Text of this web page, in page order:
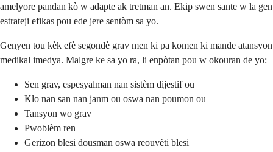
amelyore pandan kò w adapte ak tretman an. Ekip swen sante w la gen
estrateji efikas pou ede jere sentòm sa yo.
Genyen tou kèk efè segondè grav men ki pa komen ki mande atansyon
medikal imedya. Malgre ke sa yo ra, li enpòtan pou w okouran de yo:
Sen grav, espesyalman nan sistèm dijestif ou
Klo nan san nan janm ou oswa nan poumon ou
Tansyon wo grav
Pwoblèm ren
Gerizon blesi dousman oswa reouvèti blesi